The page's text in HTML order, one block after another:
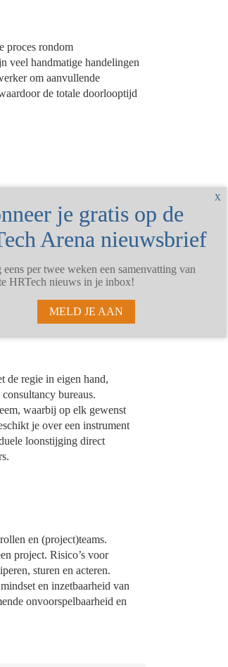
proces rondom
veel handmatige handelingen
om aanvullende
de totale doorlooptijd
doorlopende
is de oplossing voor
opstellen om:
de regie in eigen hand,
bureaus.
waarbij op elk gewenst
je over een instrument
loonstijging direct
en (project)teams.
project. Risico’s voor
sturen en acteren.
en inzetbaarheid van
onvoorspelbaarheid en
per twee weken een samenvatting van
HRTech nieuws in je inbox!
MELD JE AAN